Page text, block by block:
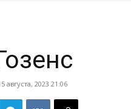
августа, 2023 21:06